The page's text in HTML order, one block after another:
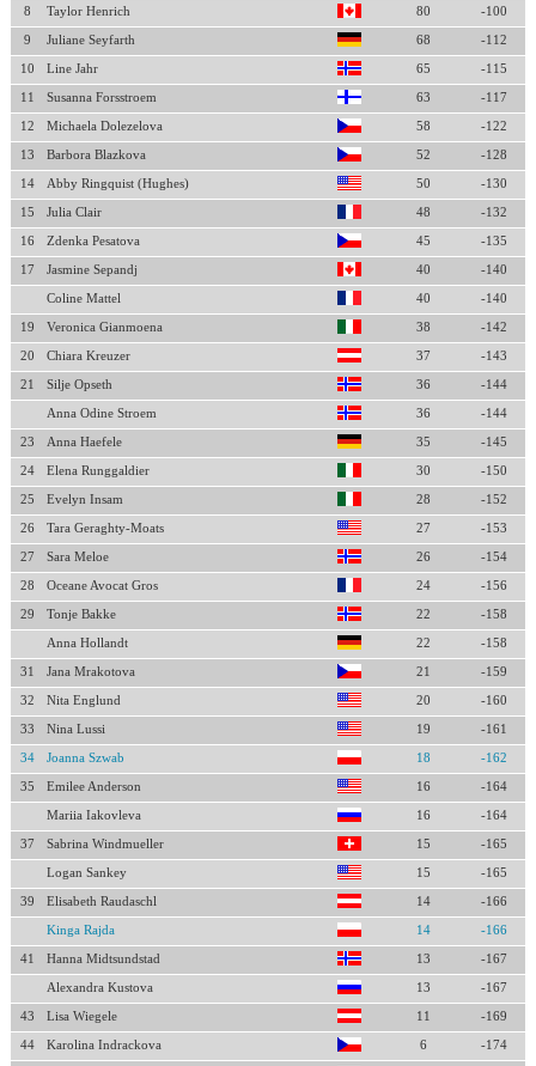
8 Taylor Henrich 80 -100
9 Juliane Seyfarth 68 -112
10 Line Jahr 65 -115
11 Susanna Forsstroem 63 -117
12 Michaela Dolezelova 58 -122
13 Barbora Blazkova 52 -128
14 Abby Ringquist (Hughes) 50 -130
15 Julia Clair 48 -132
16 Zdenka Pesatova 45 -135
17 Jasmine Sepandj 40 -140
Coline Mattel 40 -140
19 Veronica Gianmoena 38 -142
20 Chiara Kreuzer 37 -143
21 Silje Opseth 36 -144
Anna Odine Stroem 36 -144
23 Anna Haefele 35 -145
24 Elena Runggaldier 30 -150
25 Evelyn Insam 28 -152
26 Tara Geraghty-Moats 27 -153
27 Sara Meloe 26 -154
28 Oceane Avocat Gros 24 -156
29 Tonje Bakke 22 -158
Anna Hollandt 22 -158
31 Jana Mrakotova 21 -159
32 Nita Englund 20 -160
33 Nina Lussi 19 -161
34 Joanna Szwab 18 -162
35 Emilee Anderson 16 -164
Mariia Iakovleva 16 -164
37 Sabrina Windmueller 15 -165
Logan Sankey 15 -165
39 Elisabeth Raudaschl 14 -166
Kinga Rajda 14 -166
41 Hanna Midtsundstad 13 -167
Alexandra Kustova 13 -167
43 Lisa Wiegele 11 -169
44 Karolina Indrackova 6 -174